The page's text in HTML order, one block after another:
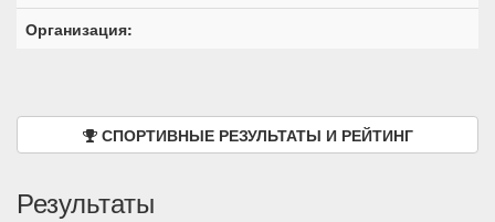
Организация:
СПОРТИВНЫЕ РЕЗУЛЬТАТЫ И РЕЙТИНГ
Результаты